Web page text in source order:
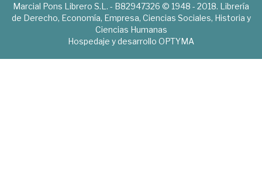
Marcial Pons Librero S.L. - B82947326 © 1948 - 2018. Librería
de Derecho, Economía, Empresa, Ciencias Sociales, Historia y
Ciencias Humanas
Hospedaje y desarrollo OPTYMA